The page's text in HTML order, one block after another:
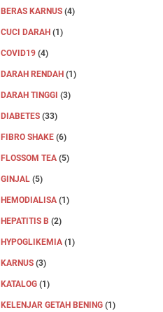
BERAS KARNUS (4)
CUCI DARAH (1)
COVID19 (4)
DARAH RENDAH (1)
DARAH TINGGI (3)
DIABETES (33)
FIBRO SHAKE (6)
FLOSSOM TEA (5)
GINJAL (5)
HEMODIALISA (1)
HEPATITIS B (2)
HYPOGLIKEMIA (1)
KARNUS (3)
KATALOG (1)
KELENJAR GETAH BENING (1)